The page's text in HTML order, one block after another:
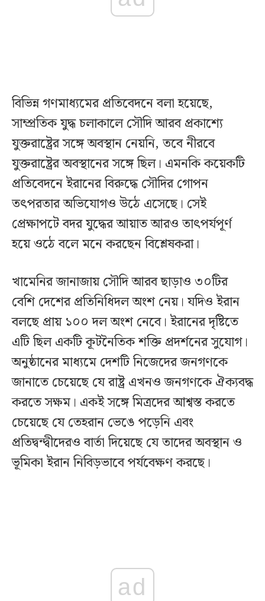
বিভিন্ন গণমাধ্যমের প্রতিবেদনে বলা হয়েছে,
সাম্প্রতিক যুদ্ধ চলাকালে সৌদি আরব প্রকাশ্যে
যুক্তরাষ্ট্রের সঙ্গে অবস্থান নেয়নি, তবে নীরবে
যুক্তরাষ্ট্রের অবস্থানের সঙ্গে ছিল। এমনকি কয়েকটি
প্রতিবেদনে ইরানের বিরুদ্ধে সৌদির গোপন
তৎপরতার অভিযোগও উঠে এসেছে। সেই
প্রেক্ষাপটে বদর যুদ্ধের আয়াত আরও তাৎপর্যপূর্ণ
হয়ে ওঠে বলে মনে করছেন বিশ্লেষকরা।
খামেনির জানাজায় সৌদি আরব ছাড়াও ৩০টির
বেশি দেশের প্রতিনিধিদল অংশ নেয়। যদিও ইরান
বলছে প্রায় ১০০ দল অংশ নেবে। ইরানের দৃষ্টিতে
এটি ছিল একটি কূটনৈতিক শক্তি প্রদর্শনের সুযোগ।
অনুষ্ঠানের মাধ্যমে দেশটি নিজেদের জনগণকে
জানাতে চেয়েছে যে রাষ্ট্র এখনও জনগণকে ঐক্যবদ্ধ
করতে সক্ষম। একই সঙ্গে মিত্রদের আশ্বস্ত করতে
চেয়েছে যে তেহরান ভেঙে পড়েনি এবং
প্রতিদ্বন্দ্বীদেরও বার্তা দিয়েছে যে তাদের অবস্থান ও
ভূমিকা ইরান নিবিড়ভাবে পর্যবেক্ষণ করছে।
ad